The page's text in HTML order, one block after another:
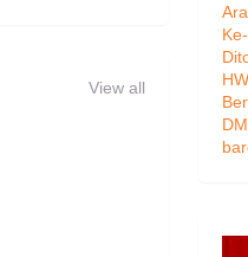
View all